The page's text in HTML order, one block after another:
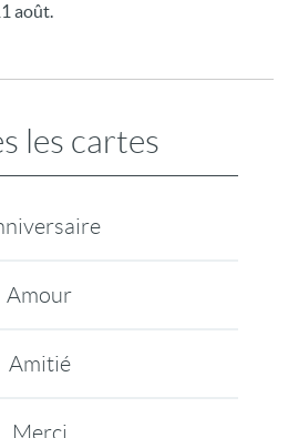
août.
les cartes
Amour
Amitié
Merci